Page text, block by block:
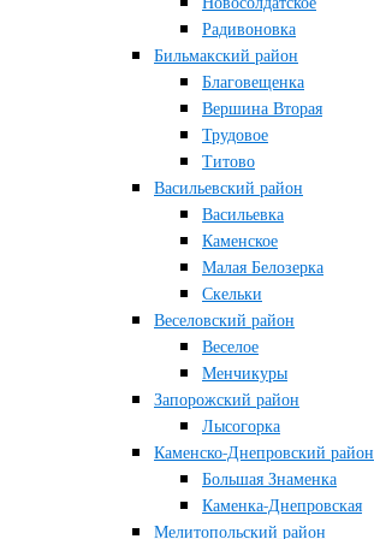
Радивоновка
Бильмакский район
Благовещенка
Вершина Вторая
Трудовое
Титово
Васильевский район
Васильевка
Каменское
Малая Белозерка
Скельки
Веселовский район
Веселое
Менчикуры
Запорожский район
Лысогорка
Каменско-Днепровский район
Большая Знаменка
Каменка-Днепровская
Мелитопольский район